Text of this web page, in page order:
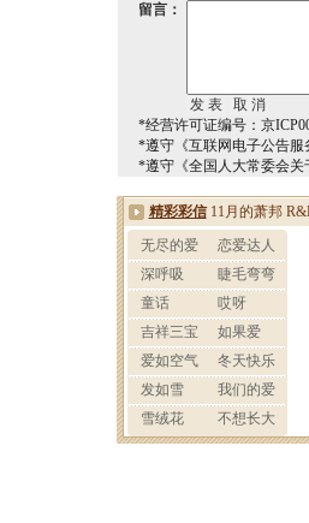
留言：
*经营许可证编号：京
*遵守《互联网电子公告服
*遵守《全国人大常委会关